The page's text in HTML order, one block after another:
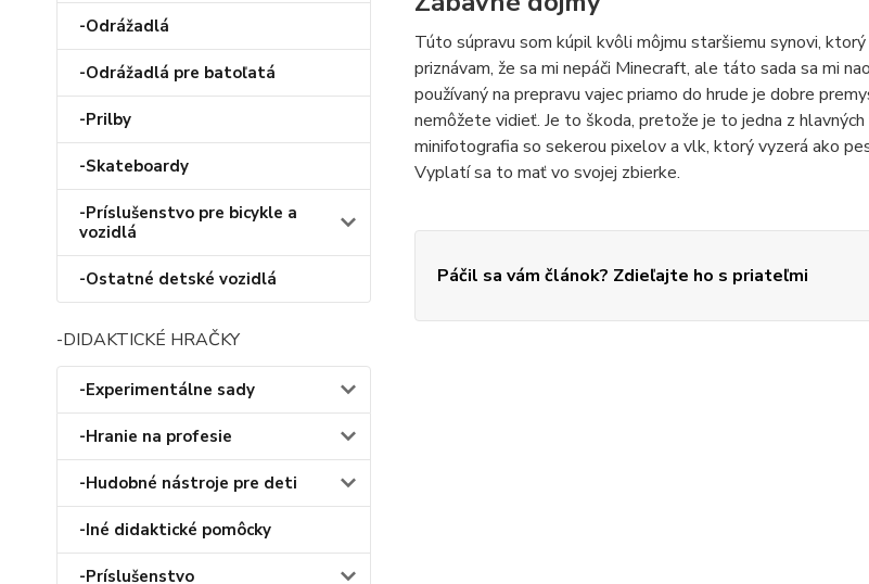
-Odrážadlá
-Odrážadlá pre batoľatá
-Prilby
-Skateboardy
-Príslušenstvo pre bicykle a
vozidlá
-Ostatné detské vozidlá
-DIDAKTICKÉ HRAČKY
-Experimentálne sady
-Hranie na profesie
-Hudobné nástroje pre deti
-Iné didaktické pomôcky
-Príslušenstvo
Túto súpravu som kúpil kvôli môjmu staršiemu synovi,
priznávam, že sa mi nepáči Minecraft, ale táto sada sa mi
používaný na prepravu vajec priamo do hrude je dobre
nemôžete vidieť. Je to škoda, pretože je to jedna z
minifotografia so sekerou pixelov a vlk, ktorý vyzerá ako
Vyplatí sa to mať vo svojej zbierke.
Páčil sa vám článok? Zdieľajte ho s priateľmi